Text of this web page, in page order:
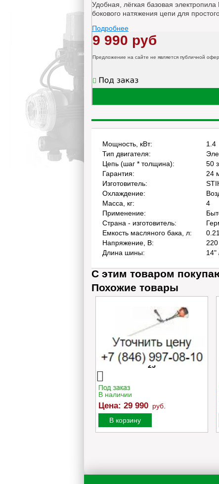
Удобная, лёгкая базовая
бокового натяжения цепи для
Подробнее
9 990 руб
Предложение на сайте не является публичной
Мощность, кВт:
1.4
Тип двигателя:
Цепь (шаг * толщина):
50
Гарантия:
24
Изготовитель:
Охлаждение:
Масса, кг:
4
Применение:
Страна - изготовитель:
Емкость масляного бака, л:
Напряжение, В:
220
Длина шины:
14"
С этим товаром
Похожие товары
Бензокоса Oleo-Mac SPARTA
25
В наличии
Цена: 29 990 руб.
В корзину